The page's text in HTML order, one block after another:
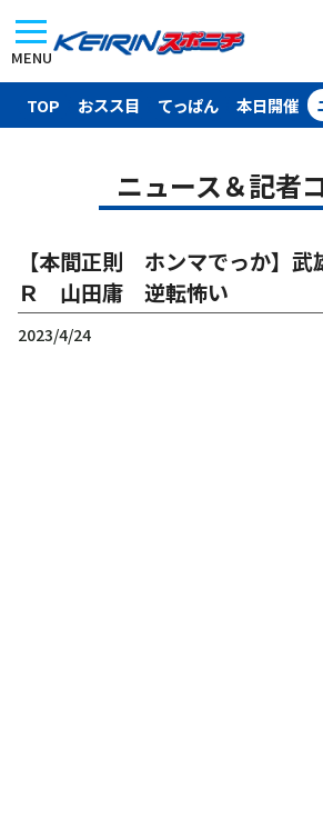
MENU
TOP おスス目 てっぱん 本日開催
ニュース＆記者
【本間正則 ホンマでっか】
Ｒ 山田庸 逆転怖い
2023/4/24